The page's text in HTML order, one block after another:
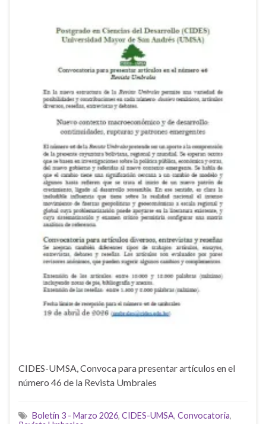
CIDES-UMSA, Convoca para presentar artículos en el
número 46 de la Revista Umbrales
Boletín 3 - Marzo 2026, CIDES-UMSA, Convocatoria,